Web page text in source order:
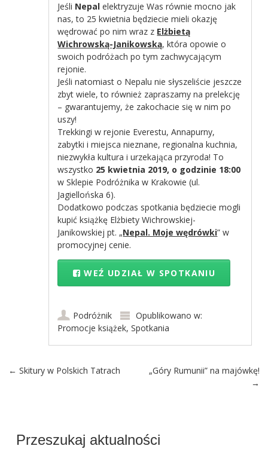
Jeśli Nepal elektryzuje Was równie mocno jak
nas, to 25 kwietnia będziecie mieli okazję
wędrować po nim wraz z Elżbietą
Wichrowską-Janikowską, która opowie o
swoich podróżach po tym zachwycającym
rejonie.
Jeśli natomiast o Nepalu nie słyszeliście jeszcze
zbyt wiele, to również zapraszamy na prelekcję
– gwarantujemy, że zakochacie się w nim po
uszy!
Trekkingi w rejonie Everestu, Annapurny,
zabytki i miejsca nieznane, regionalna kuchnia,
niezwykła kultura i urzekająca przyroda! To
wszystko 25 kwietnia 2019, o godzinie 18:00
w Sklepie Podróżnika w Krakowie (ul.
Jagiellońska 6).
Dodatkowo podczas spotkania będziecie mogli
kupić książkę Elżbiety Wichrowskiej-
Janikowskiej pt. „Nepal. Moje wędrówki” w
promocyjnej cenie.
WEŹ UDZIAŁ W SPOTKANIU
Podróżnik
Opublikowano w:
Promocje książek,Spotkania
Post navigation
← Skitury w Polskich Tatrach
„Góry Rumunii” na majówkę!
→
Przeszukaj aktualności